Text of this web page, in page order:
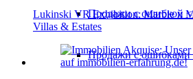
Продажи с ошибкой
Продажи с ошибками
Lukinski VR Exhibition: Marble x
Villas & Estates